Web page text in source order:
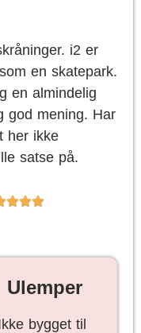
i2 er
en skatepark.
en almindelig
god mening. Har
her ikke
satse på.
Ulemper
bygget til